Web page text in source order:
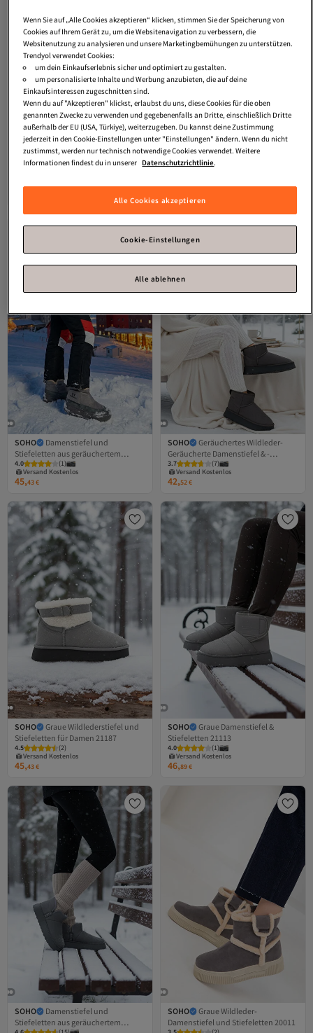
SOHO
Graue Wildlederstiefel und
Stiefeletten für Damen 21219
Versand Kostenlos
SOHO
Graue Wildleder-
Damenstiefel und Stiefeletten 19761
Versand Kostenlos
39,61 €
SOHO
Damenstiefel und
Stiefeletten aus geräuchertem
Wildleder 21008
4.0 (1)
Versand Kostenlos
Gratis Versand
Versand Kostenlos
45,43€
SOHO
Geräuchertes Wildleder-
Geräucherte Damenstiefel & -
stiefeletten 21071
3.7 (7)
Versand Kostenlos
Gratis Versand
Versand Kostenlos
42,52€
SOHO
Graue Wildlederstiefel und
Stiefeletten für Damen 21187
4.5 (2)
Versand Kostenlos
Gratis Versand
Versand Kostenlos
45,43€
SOHO
Graue Damenstiefel &
Stiefeletten 21113
4.0 (1)
Versand Kostenlos
Gratis Versand
Versand Kostenlos
46,89€
SOHO
Damenstiefel und
Stiefeletten aus geräuchertem
Versand Kostenlos
SOHO
Graue Wildleder-
Damenstiefel und Stiefeletten 20011
Versand Kostenlos
Wenn Sie auf „Alle Cookies akzeptieren“ klicken, stimmen Sie der Speicherung von
Cookies auf Ihrem Gerät zu, um die Websitenavigation zu verbessern, die
Websitenutzung zu analysieren und unsere Marketingbemühungen zu unterstützen.
Trendyol verwendet Cookies:
um dein Einkaufserlebnis sicher und optimiert zu gestalten.
um personalisierte Inhalte und Werbung anzubieten, die auf deine
Einkaufsinteressen zugeschnitten sind.
Wenn du auf "Akzeptieren" klickst, erlaubst du uns, diese Cookies für die oben
genannten Zwecke zu verwenden und gegebenenfalls an Dritte, einschließlich Dritte
außerhalb der EU (USA, Türkiye), weiterzugeben. Du kannst deine Zustimmung
jederzeit in den Cookie-Einstellungen unter "Einstellungen" ändern. Wenn du nicht
zustimmst, werden nur technisch notwendige Cookies verwendet. Weitere
Informationen findest du in unserer Datenschutzrichtlinie.
Alle Cookies akzeptieren
Cookie-Einstellungen
Alle ablehnen